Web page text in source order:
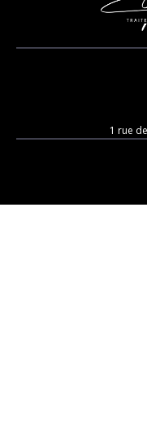
1 rue